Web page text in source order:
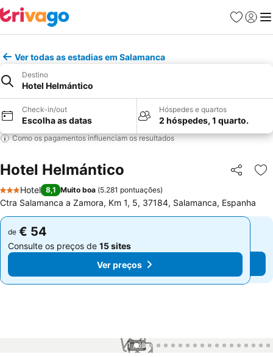
Favoritos
Iniciar
Ver todas as estadias em Salamanca
Destino
Hotel Helmántico
Check-in/out
Escolha as datas
Hóspedes e quartos
2 hóspedes, 1 quarto.
Como os pagamentos influenciam os resultados
Hotel Helmántico Partilhar
3 Estrelas
Hotel 8,1 Muito boa (5.281 pontuações)
Ctra Salamanca a Zamora, Km 1, 5, 37184, Salamanca, Espanha
de € 54
Consulte os preços de 15 sites
Ver preços
de € 54
Consulte os preços de 15 sites
Ver preços
1 / 62